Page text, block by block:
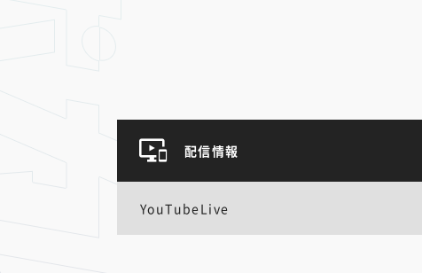
配信情報
YouTubeLive